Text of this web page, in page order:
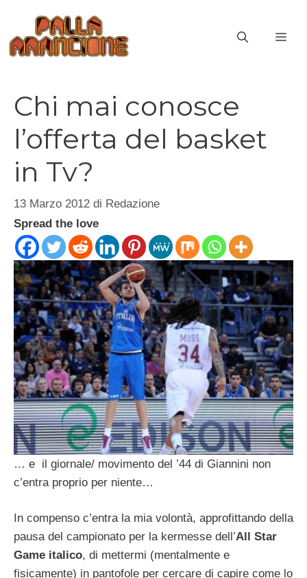
contenuto
Chi mai conosce
l’offerta del basket
in Tv?
13 Marzo 2012 di Redazione
Spread the love
… e il giornale/ movimento del ’44 di Giannini non
c’entra proprio per niente…
In compenso c’entra la mia volontà, approfittando della
pausa del campionato per la kermesse dell’All Star
Game italico, di mettermi (mentalmente e
fisicamente) in pantofole per cercare di capire come lo